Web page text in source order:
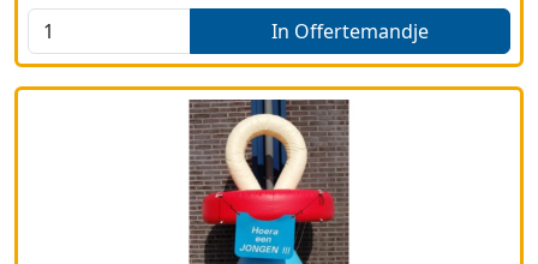
In Offertemandje